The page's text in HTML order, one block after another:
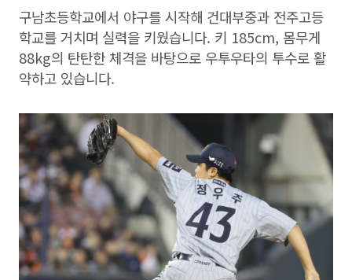
구남초등학교에서 야구를 시작해 건대부중과 전주고등
학교를 거치며 실력을 키웠습니다. 키 185cm, 몸무게
88kg의 탄탄한 체격을 바탕으로 우투우타의 투수로 활
약하고 있습니다.